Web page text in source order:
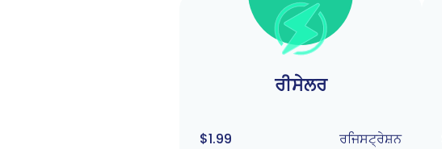
ਰੀਸੇਲਰ
$1.99
ਰਜਿਸਟ੍ਰੇਸ਼ਨ